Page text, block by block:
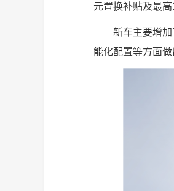
元置换补贴及最
新车主要增
能化配置等方面做